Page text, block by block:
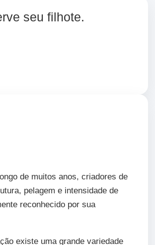
seu filhote.
de muitos anos, criadores de
pelagem e intensidade de
reconhecido por sua
existe uma grande variedade